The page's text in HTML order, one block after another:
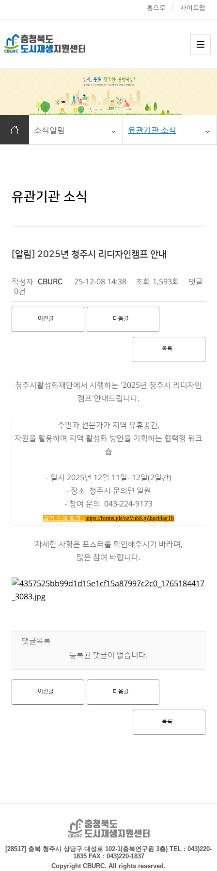
충청북도 도시재
홈으로 사이트맵
홈으로 이동
소식알림 유관기관 소식
유관기관 소식
[알림] 2025년 청주시 리디자인캠프 안내
작성자 CBURC 25-12-08 14:38 조회 1,593회
댓글
0건
이전글 다음글
목록
청주시활성화재단에서 시행하는 '2025년 청주시 리디자인
캠프'안내드립니다.
주민과 전문가가 지역 유휴공간,
자원을 활용하여 지역 활성화 방안을 기획하는 협력형 워크
숍
- 일시 2025년 12월 11일- 12일(2일간)
- 장소 청주시 문의면 일원
- 참여 문의 043-224-9173
참가 신청 링크 :https://forms.gle/ozVubKgZbqci4agT6
자세한 사항은 포스터를 확인해주시기 바라며,
많은 참여 바랍니다.
댓글목록
등록된 댓글이 없습니다.
이전글 다음글
목록
[28517] 충북 청주시 상당구 대성로 102-1(충북연구원 3층) TEL : 043)220-
1835 FAX : 043)220-1837
Copyright CBURC. All rights reserved.